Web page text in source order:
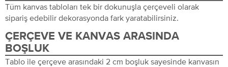
Tüm kanvas tabloları tek bir dokunuşla çerçeveli olarak
sipariş edebilir dekorasyonda fark yaratabilirsiniz.
ÇERÇEVE VE KANVAS ARASINDA
BOŞLUK
Tablo ile çerçeve arasındaki 2 cm boşluk sayesinde kanvasın